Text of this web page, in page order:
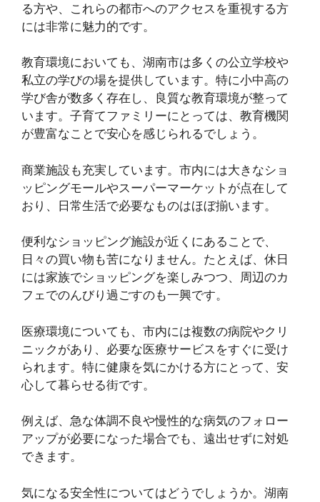
る方や、これらの都市へのアクセスを重視する方
には非常に魅力的です。
教育環境においても、湖南市は多くの公立学校や
私立の学びの場を提供しています。特に小中高の
学び舎が数多く存在し、良質な教育環境が整って
います。子育てファミリーにとっては、教育機関
が豊富なことで安心を感じられるでしょう。
商業施設も充実しています。市内には大きなショ
ッピングモールやスーパーマーケットが点在して
おり、日常生活で必要なものはほぼ揃います。
便利なショッピング施設が近くにあることで、
日々の買い物も苦になりません。たとえば、休日
には家族でショッピングを楽しみつつ、周辺のカ
フェでのんびり過ごすのも一興です。
医療環境についても、市内には複数の病院やクリ
ニックがあり、必要な医療サービスをすぐに受け
られます。特に健康を気にかける方にとって、安
心して暮らせる街です。
例えば、急な体調不良や慢性的な病気のフォロー
アップが必要になった場合でも、遠出せずに対処
できます。
気になる安全性についてはどうでしょうか。湖南